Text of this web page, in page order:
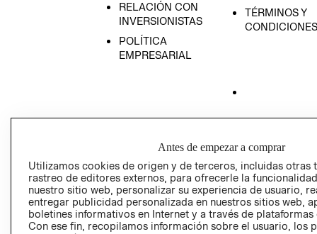
RELACIÓN CON
INVERSIONISTAS
POLÍTICA
EMPRESARIAL
TÉRMINOS Y
CONDICIONES
GIFT CARD
AVISO DE
Antes de empezar a comprar
Utilizamos cookies de origen y de terceros, incluidas otras
rastreo de editores externos, para ofrecerle la
nuestro sitio web, personalizar su experiencia de usuario,
entregar publicidad personalizada en nuestros sitios web,
boletines informativos en Internet y a través de plataformas
Con ese fin, recopilamos información sobre el usuario, los